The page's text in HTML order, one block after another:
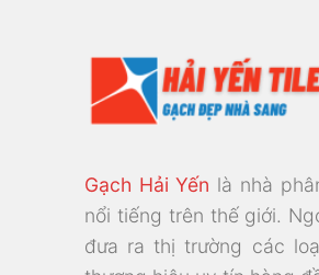
Gạch Hải Yến là nhà
nổi tiếng trên thế giới.
đưa ra thị trường các